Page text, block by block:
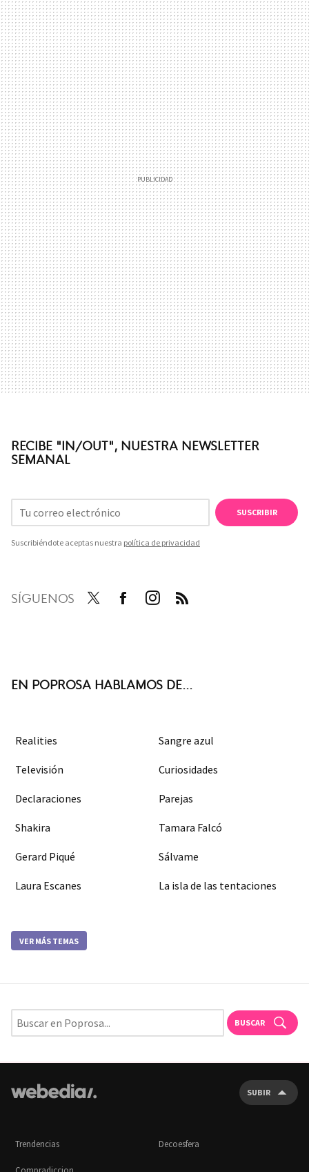
RECIBE "IN/OUT", NUESTRA NEWSLETTER
SEMANAL
SUSCRIBIR
Suscribiéndote aceptas nuestra política de privacidad
SÍGUENOS
EN POPROSA HABLAMOS DE...
Realities Sangre azul
Televisión Curiosidades
Declaraciones Parejas
Shakira Tamara Falcó
Gerard Piqué Sálvame
Laura Escanes La isla de las tentaciones
VER MÁS TEMAS
BUSCAR
SUBIR
Trendencias Decoesfera